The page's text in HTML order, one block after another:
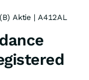
Aktie | A412AL